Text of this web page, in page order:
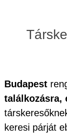
Budapest
találkozásra,
keresi párját